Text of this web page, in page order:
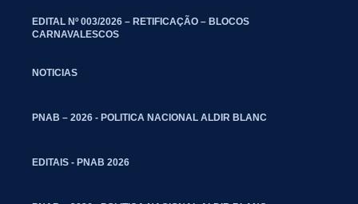
EDITAL Nº 003/2026 – RETIFICAÇÃO – BLOCOS
CARNAVALESCOS
NOTICIAS
PNAB – 2026 - POLITICA NACIONAL ALDIR BLANC
EDITAIS - PNAB 2026